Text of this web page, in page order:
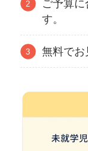
ご予算
す。
無料でお